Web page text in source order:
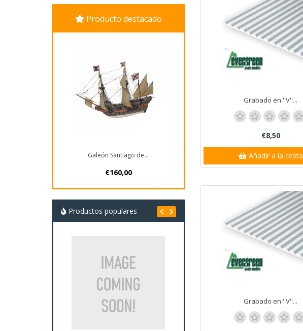
Producto destacado
Galeón Santiago de...
€160,00
Productos populares
Grabado en ''V''...
€8,50
Añadir a la cesta
Grabado en ''V''...